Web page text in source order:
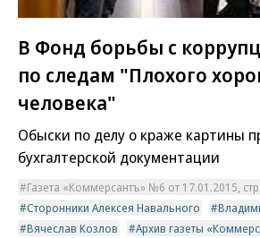
В Фонд борьбы с
по следам "Плохого
человека"
Обыски по делу о краже картины
бухгалтерской документации
Газета «Коммерсантъ» №6 от 17.01.2015,
Сторонники Алексея Навального
Вячеслав Козлов
Архив газеты